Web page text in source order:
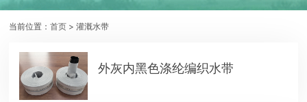
当前位置：首页 > 灌溉水带
外灰内黑色涤纶编织水带